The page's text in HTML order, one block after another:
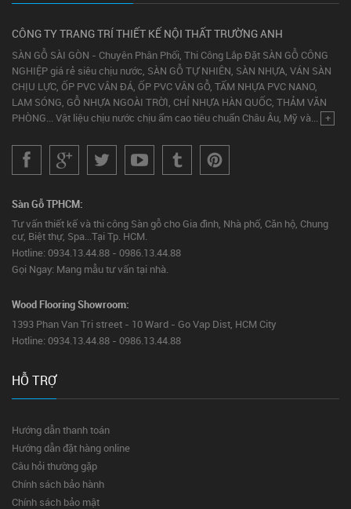
CÔNG TY TRANG TRÍ THIẾT KẾ NỘI THẤT TRƯỜNG ANH
SÀN GỖ SÀI GÒN - Chuyên Phân Phối, Thi Công Lắp Đặt SÀN GỖ CÔNG
NGHIỆP giá rẻ siêu chịu nước, SÀN GỖ TỰ NHIÊN, SÀN NHỰA, VÁN SÀN
CHỊU LỰC, ỐP PVC VÂN ĐÁ, ỐP PVC VÂN GỖ, TẤM NHỰA PVC NANO,
LAM SÓNG, GỖ NHỰA NGOÀI TRỜI, CHỈ NHỰA HÀN QUỐC, THẢM VĂN
PHÒNG... Vật liệu chịu nước chịu ẩm cao tiêu chuẩn Châu Âu, Mỹ và... +
Sàn Gỗ TPHCM:
Tư vấn thiết kế và thi công Sàn gỗ cho Gia đình, Nhà phố, Căn hộ, Chung
cư, Biệt thự, Spa...Tại Tp. HCM.
Hotline: 0934.13.44.88 - 0986.13.44.88
Gọi Ngay: Mang mẫu tư vấn tại nhà.
Wood Flooring Showroom:
1393 Phan Van Tri street - 10 Ward - Go Vap Dist, HCM City
Hotline: 0934.13.44.88 - 0986.13.44.88
HỖ TRỢ
Hướng dẫn thanh toán
Hướng dẫn đặt hàng online
Câu hỏi thường gặp
Chính sách bảo hành
Chính sách bảo mật